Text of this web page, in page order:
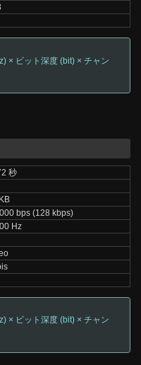
× ビット深度 (bit) × チャン
秒
bps (128 kbps)
Hz
× ビット深度 (bit) × チャン